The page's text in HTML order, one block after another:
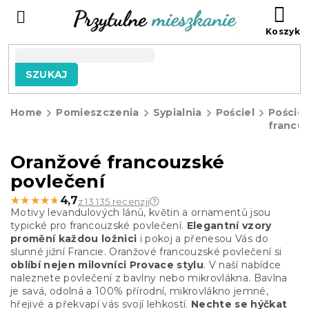
SZUKAJ
Home Pomieszczenia Sypialnia Pościel
Pościel
Oranžové francouzské
povlečení
★★★★★
★★★★★ 4,7z 13 135 recenzji
Motivy levandulových lánů, květin a ornamentů jsou
typické pro francouzské povlečení. Elegantní vzory
promění každou ložnici i pokoj a přenesou Vás do
slunné jižní Francie. Oranžové francouzské povlečení si
oblíbí nejen milovníci Provace stylu. V naší nabídce
naleznete povlečení z bavlny nebo mikrovlákna. Bavlna
je savá, odolná a 100% přírodní, mikrovlákno jemné,
hřejivé apřekvapí vás svojí lehkostí. Nechte se hýčkat